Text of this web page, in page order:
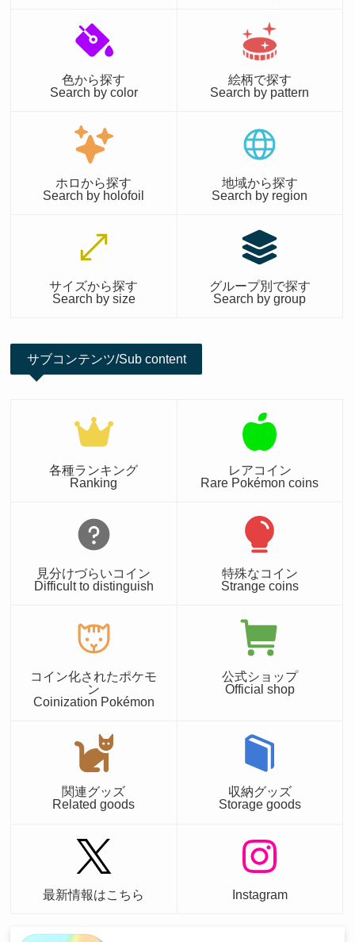
色から探す
Search by color
絵柄で探す
Search by pattern
ホロから探す
Search by holofoil
地域から探す
Search by region
サイズから探す
Search by size
グループ別で探す
Search by group
サブコンテンツ/Sub content
各種ランキング
Ranking
レアコイン
Rare Pokémon coins
見分けづらいコイン
Difficult to distinguish
特殊なコイン
Strange coins
コイン化されたポケモ
ン
Coinization Pokémon
公式ショップ
Official shop
関連グッズ
Related goods
収納グッズ
Storage goods
最新情報はこちら Instagram